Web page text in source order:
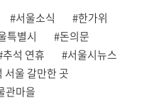
#서울소식
#한가위
특별시
#돈의문
추석 연휴
#서울시뉴스
서울 갈만한 곳
관마을